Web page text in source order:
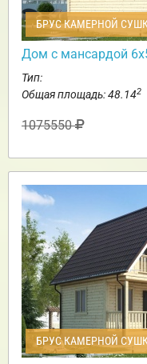
БРУС КАМЕРНОЙ
Дом с мансардой
Тип:
Общая площадь: 48.142
1075550
БРУС КАМЕРНОЙ